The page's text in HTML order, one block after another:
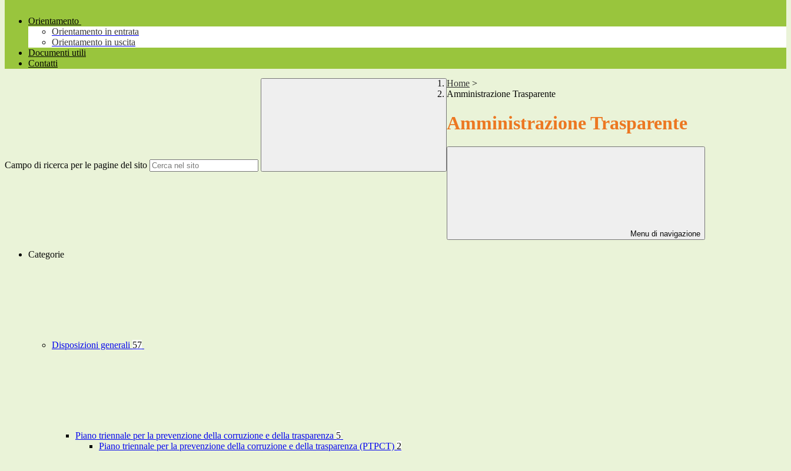
Orientamento
Orientamento in entrata
Orientamento in uscita
Documenti utili
Contatti
Campo di ricerca per le pagine del sito
Home >
Amministrazione Trasparente
Amministrazione Trasparente
Menu di navigazione
Categorie
Disposizioni generali 57
Piano triennale per la prevenzione della corruzione e della trasparenza 5
Piano triennale per la prevenzione della corruzione e della trasparenza (PTPCT) 2